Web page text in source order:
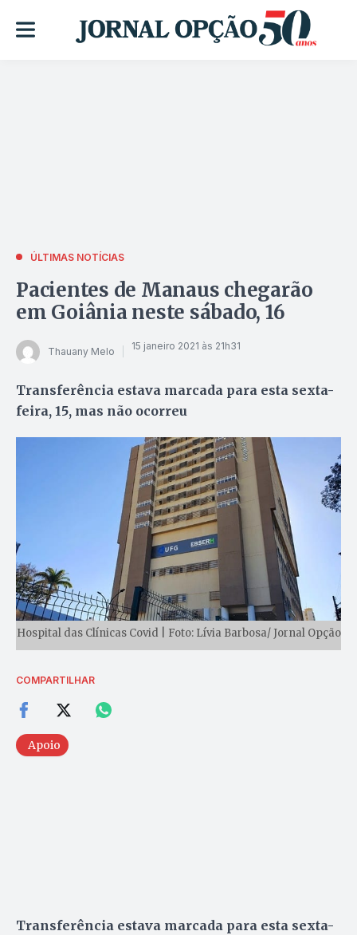
ÚLTIMAS NOTÍCIAS
Pacientes de Manaus chegarão
em Goiânia neste sábado, 16
Thauany Melo 15 janeiro 2021 às 21h31
Transferência estava marcada para esta sexta-
feira, 15, mas não ocorreu
Hospital das Clínicas Covid | Foto: Lívia Barbosa/ Jornal Opção
COMPARTILHAR
Apoio
Transferência estava marcada para esta sexta-